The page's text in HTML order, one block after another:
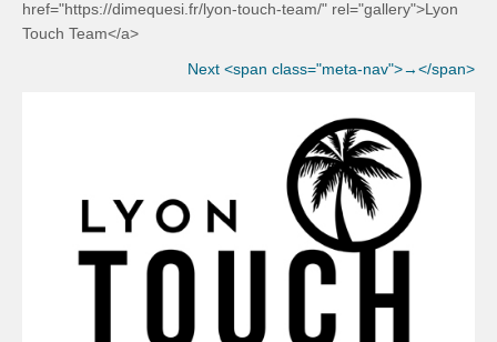
href="https://dimequesi.fr/lyon-touch-team/" rel="gallery">Lyon
Touch Team</a>
Next <span class="meta-nav">→</span>